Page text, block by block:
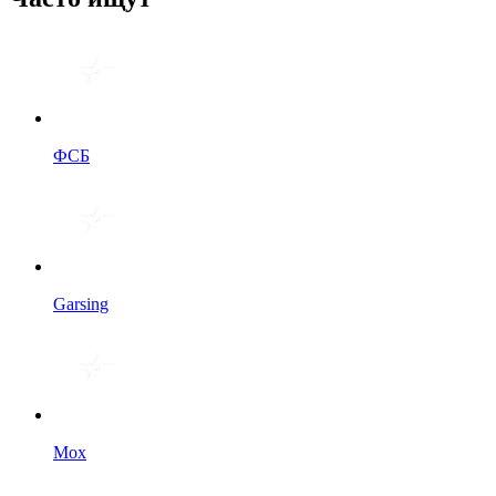
ФСБ
Garsing
Мох